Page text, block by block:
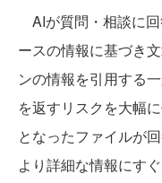
AIが質問・相談に
ースの情報に基づき
ンの情報を引用する
を返すリスクを大幅
となったファイルが
より詳細な情報にす